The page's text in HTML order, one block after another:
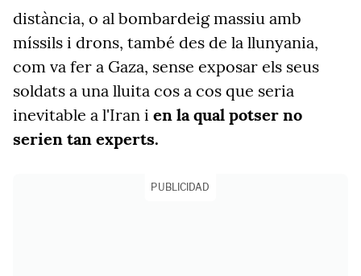
distància, o al bombardeig massiu amb
míssils i drons, també des de la llunyania,
com va fer a Gaza, sense exposar els seus
soldats a una lluita cos a cos que seria
inevitable a l'Iran i en la qual potser no
serien tan experts.
PUBLICIDAD